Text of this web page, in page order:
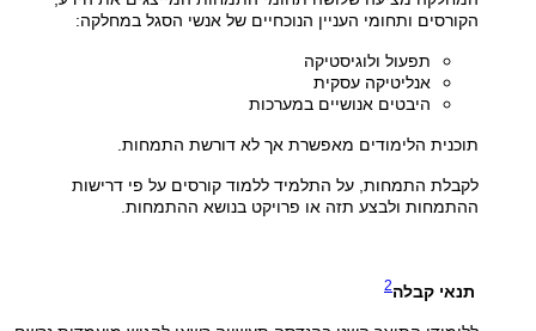
הקורסים ותחומי העניין הנוכחיים של אנשי הסגל במחלקה:
תפעול ולוגיסטיקה
אנליטיקה עסקית
היבטים אנושיים במערכות
תוכנית הלימודים מאפשרת אך לא דורשת התמחות.
לקבלת התמחות, על התלמיד ללמוד קורסים על פי דרישות
ההתמחות ולבצע תזה או פרויקט בנושא ההתמחות.
תנאי קבלה2